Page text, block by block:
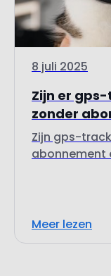
8 juli 2025
zonder
Zijn gps-
abonnement